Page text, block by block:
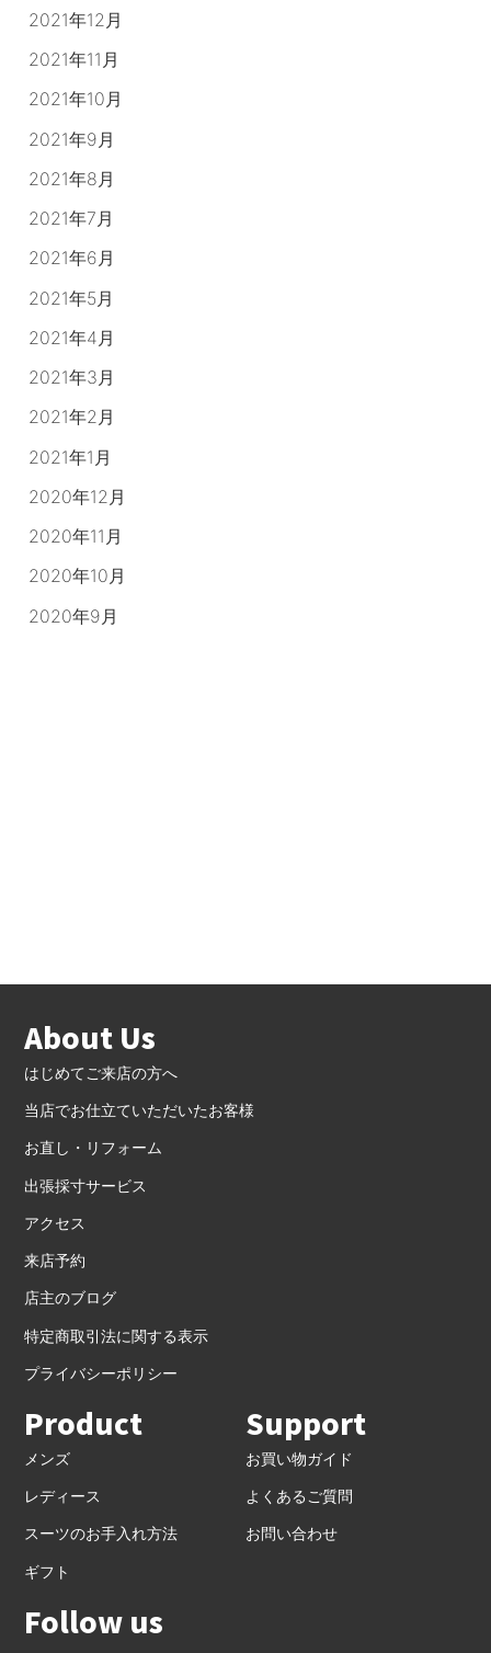
2021年12月
2021年11月
2021年10月
2021年9月
2021年8月
2021年7月
2021年6月
2021年5月
2021年4月
2021年3月
2021年2月
2021年1月
2020年12月
2020年11月
2020年10月
2020年9月
About Us
はじめてご来店の方へ
当店でお仕立ていただいたお客様
お直し・リフォーム
出張採寸サービス
アクセス
来店予約
店主のブログ
特定商取引法に関する表示
プライバシーポリシー
Product
メンズ
レディース
スーツのお手入れ方法
ギフト
Support
お買い物ガイド
よくあるご質問
お問い合わせ
Follow us